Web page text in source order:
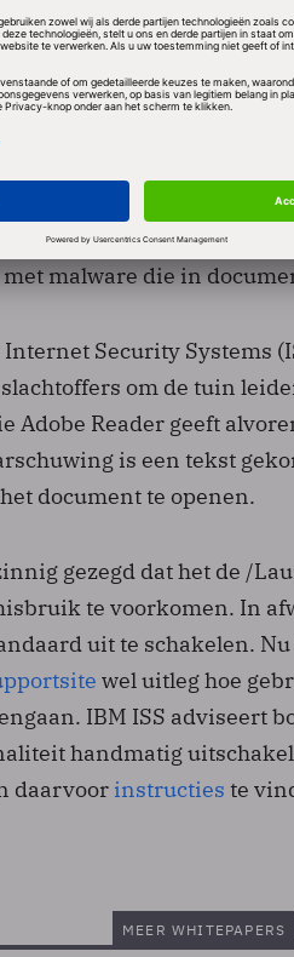
van Adobe Reader
Foxit gebruiken zijn
niet gepatcht. In feite
doelbewust in de PDF-
heet. De Belgische
geleden hoe de
malware die in
Security Systems
om de tuin
Adobe Reader geeft
is een tekst
document te openen.
gezegd dat het de /
te voorkomen. In
uit te schakelen.
wel uitleg hoe
IBM ISS adviseert
handmatig
daarvoor instructies te
MEER WHITEPAPERS